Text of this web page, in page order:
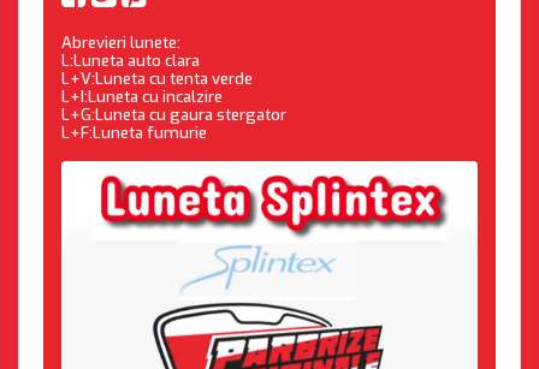
Abrevieri lunete:
L:Luneta auto clara
L+V:Luneta cu tenta verde
L+I:Luneta cu incalzire
L+G:Luneta cu gaura stergator
L+F:Luneta fumurie